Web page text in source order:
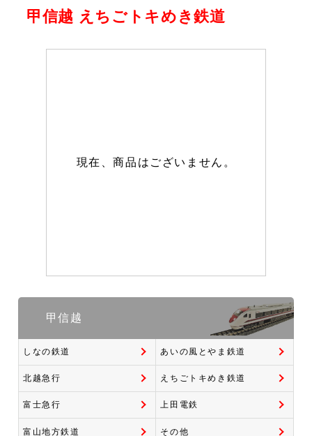
甲信越 えちごトキめき鉄道
現在、商品はございません。
甲信越
しなの鉄道 あいの風とやま鉄道
北越急行 えちごトキめき鉄道
富士急行 上田電鉄
富山地方鉄道 その他